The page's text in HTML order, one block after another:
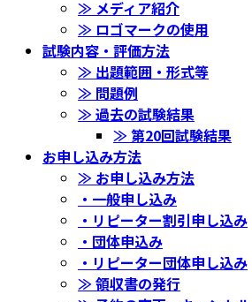
≫ メディア紹介
≫ ロゴマークの使用
試験内容・評価方法
≫ 出題範囲・形式等
≫ 問題例
≫ 過去の試験結果
≫ 第20回試験結果
お申し込み方法
≫ お申し込み方法
・一般申し込み
・リピーター割引申し込み
・団体申込み
・リピーター団体申し込み
≫ 領収書の発行